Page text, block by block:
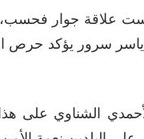
علاقة جوار
ياسر سرور يؤكد
الشناوي على